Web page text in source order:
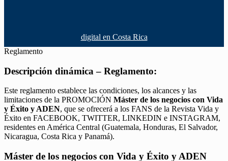
digital en Costa Rica
Reglamento
Descripción dinámica – Reglamento:
Este reglamento establece las condiciones, los alcances y las
limitaciones de la PROMOCIÓN Máster de los negocios con Vida
y Éxito y ADEN, que se ofrecerá a los FANS de la Revista Vida y
Éxito en FACEBOOK, TWITTER, LINKEDIN e INSTAGRAM,
residentes en América Central (Guatemala, Honduras, El Salvador,
Nicaragua, Costa Rica y Panamá).
Máster de los negocios con Vida y Éxito y ADEN